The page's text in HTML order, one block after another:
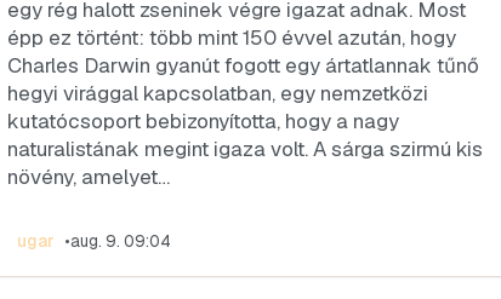
egy rég halott zseninek végre igazat adnak. Most
épp ez történt: több mint 150 évvel azután, hogy
Charles Darwin gyanút fogott egy ártatlannak tűnő
hegyi virággal kapcsolatban, egy nemzetközi
kutatócsoport bebizonyította, hogy a nagy
naturalistának megint igaza volt. A sárga szirmú kis
növény, amelyet…
ugar •aug. 9. 09:04